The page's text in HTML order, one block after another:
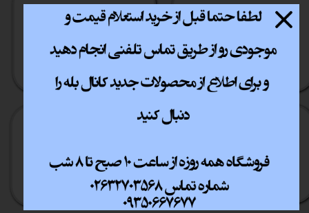
پشتیبانی انلاین
​7روز هفته 10تا 20
ارسال سریع
​​سراسر ایران
فقط با چند کلیک آسان به راحتی